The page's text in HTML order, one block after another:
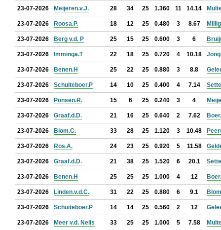
23-07-2026 Meijeren.v.J. 28 34 25 1.360 11 14.14
23-07-2026 Roosa.P. 18 12 25 0.480 3 8.67
23-07-2026 Berg v.d. P 25 15 25 0.600 3 6
23-07-2026 Imminga.T 22 18 25 0.720 4 10.18
23-07-2026 Benen.H 25 22 25 0.880 3 8.8
23-07-2026 Schuiteboer.P 14 10 25 0.400 4 7.14
23-07-2026 Ponsen.R. 15 6 25 0.240 3 4
23-07-2026 Graaf.d.D. 21 16 25 0.640 2 7.62
23-07-2026 Blom.C. 33 28 25 1.120 3 10.48
23-07-2026 Ros.A. 24 23 25 0.920 5 11.58
23-07-2026 Graaf.d.D. 21 38 25 1.520 6 20.1
23-07-2026 Benen.H 25 25 25 1.000 4 12
23-07-2026 Linden.v.d.C. 31 22 25 0.880 6 9.1
23-07-2026 Schuiteboer.P 14 14 25 0.560 2 12
23-07-2026 Meer v.d. Nelis 33 25 25 1.000 5 7.58